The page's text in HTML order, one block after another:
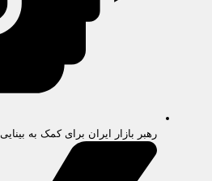
رهبر بازار ایران برای کمک به بینایی